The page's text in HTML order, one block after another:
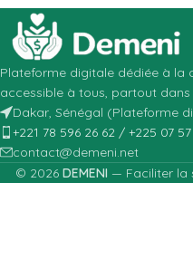
Plateforme digitale dédiée à la
accessible à tous, partout dans
Dakar, Sénégal (Plateforme
+221 78 596 26 62 / +225 07
contact@demeni.net
© 2026 DEMENI — Faciliter la